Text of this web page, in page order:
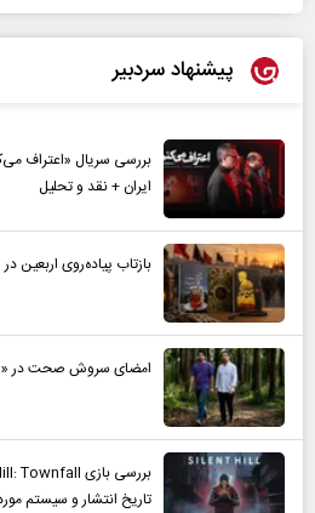
پیشنهاد سردبیر
بررسی سریال «اعتراف
ایران + نقد و تحلیل
بازتاب پیاده‌روی اربعین
امضای سروش صحت در
تاریخ انتشار و سیستم